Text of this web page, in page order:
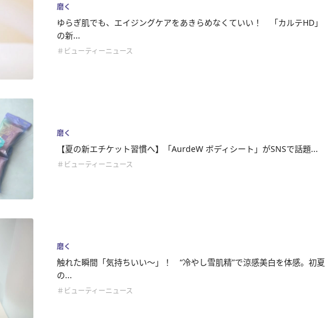
磨く
ゆらぎ肌でも、エイジングケアをあきらめなくていい！ 「カルテHD」
の新...
＃ビューティーニュース
磨く
【夏の新エチケット習慣へ】「AurdeW ボディシート」がSNSで話題...
＃ビューティーニュース
磨く
触れた瞬間「気持ちいい～」！ “冷やし雪肌精”で涼感美白を体感。初夏
の...
＃ビューティーニュース